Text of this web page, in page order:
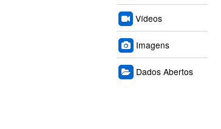
Vídeos
Imagens
Dados Abertos